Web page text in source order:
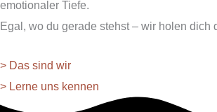
emotionaler Tiefe.
Egal, wo du gerade stehst – wir holen dich
> Das sind wir
> Lerne uns kennen